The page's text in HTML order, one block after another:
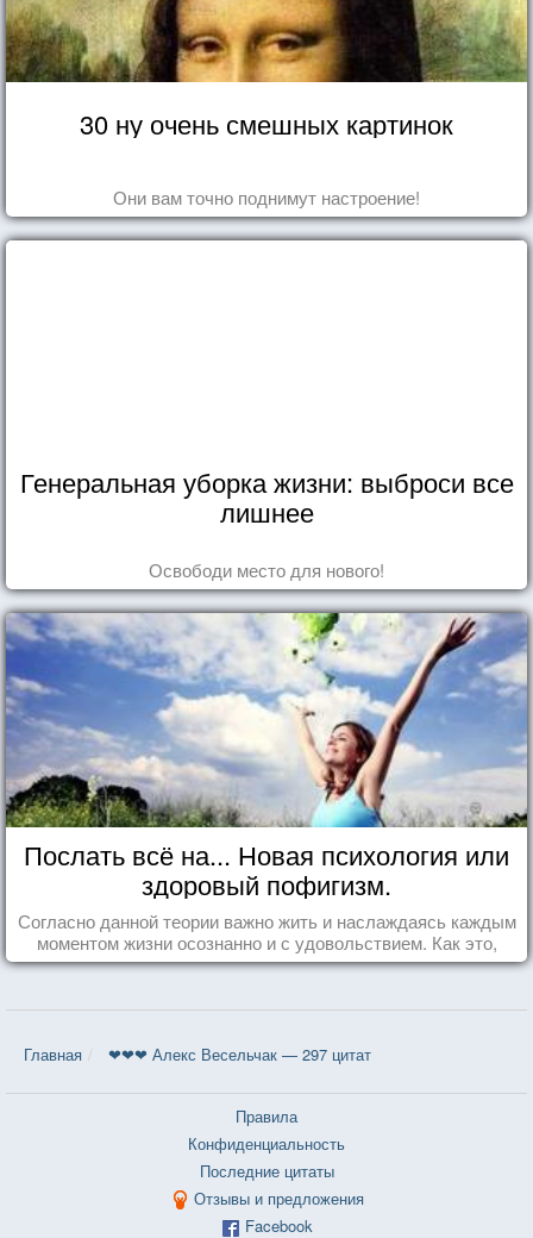
30 ну очень смешных картинок
Они вам точно поднимут настроение!
Генеральная уборка жизни: выброси все
лишнее
Освободи место для нового!
Послать всё на... Новая психология или
здоровый пофигизм.
Согласно данной теории важно жить и наслаждаясь каждым
моментом жизни осознанно и с удовольствием. Как это,
попробуем разобраться на реальных примерах.
Главная ❤❤❤ Алекс Весельчак — 297 цитат
Правила
Конфиденциальность
Последние цитаты
Отзывы и предложения
Facebook